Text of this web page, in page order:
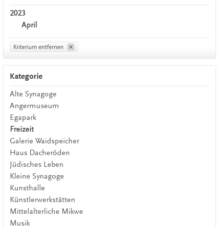
2023
April
Kriterium entfernen
Kategorie
Alte Synagoge
Angermuseum
Egapark
Freizeit
Galerie Waidspeicher
Haus Dacheröden
Jüdisches Leben
Kleine Synagoge
Kunsthalle
Künstlerwerkstätten
Mittelalterliche Mikwe
Musik